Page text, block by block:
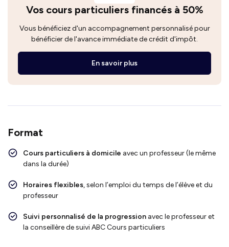
Vos cours particuliers financés à 50%
Vous bénéficiez d'un accompagnement personnalisé pour
bénéficier de l'avance immédiate de crédit d'impôt.
En savoir plus
Format
Cours particuliers à domicile avec un professeur (le même
dans la durée)
Horaires flexibles, selon l’emploi du temps de l’élève et du
professeur
Suivi personnalisé de la progression avec le professeur et
la conseillère de suivi ABC Cours particuliers